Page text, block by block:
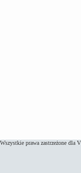
Wszystkie prawa zastrzeżone